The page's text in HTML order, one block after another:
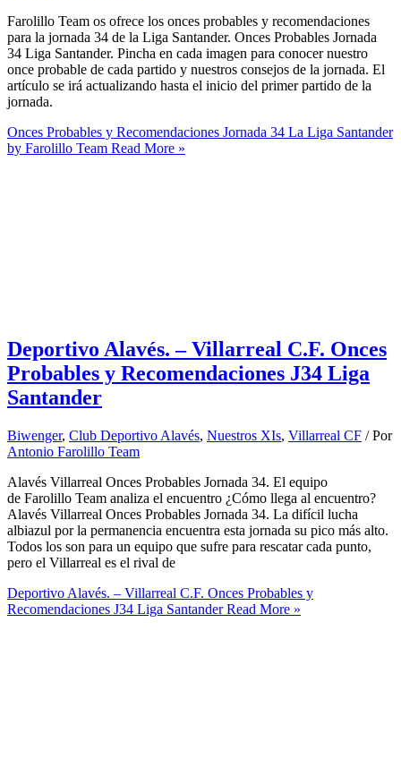
Farolillo Team os ofrece los onces probables y recomendaciones
para la jornada 34 de la Liga Santander. Onces Probables Jornada
34 Liga Santander. Pincha en cada imagen para conocer nuestro
once probable de cada partido y nuestros consejos de la jornada. El
artículo se irá actualizando hasta el inicio del primer partido de la
jornada.
Onces Probables y Recomendaciones Jornada 34 La Liga Santander
by Farolillo Team Read More »
Deportivo Alavés. – Villarreal C.F. Onces
Probables y Recomendaciones J34 Liga
Santander
Biwenger, Club Deportivo Alavés, Nuestros XIs, Villarreal CF / Por
Antonio Farolillo Team
Alavés Villarreal Onces Probables Jornada 34. El equipo
de Farolillo Team analiza el encuentro ¿Cómo llega al encuentro?
Alavés Villarreal Onces Probables Jornada 34. La difícil lucha
albiazul por la permanencia encuentra esta jornada su pico más alto.
Todos los son para un equipo que sufre para rescatar cada punto,
pero el Villarreal es el rival de
Deportivo Alavés. – Villarreal C.F. Onces Probables y
Recomendaciones J34 Liga SantanderRead More »